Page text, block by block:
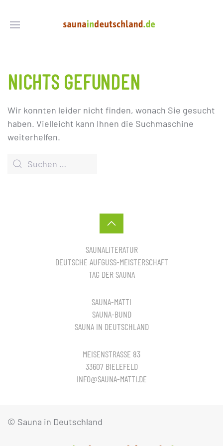
NICHTS GEFUNDEN
Wir konnten leider nicht finden, wonach Sie gesucht
haben. Vielleicht kann Ihnen die Suchmaschine
weiterhelfen.
SAUNALITERATUR
DEUTSCHE AUFGUSS-MEISTERSCHAFT
TAG DER SAUNA
SAUNA-MATTI
SAUNA-BUND
SAUNA IN DEUTSCHLAND
MEISENSTRASSE 83
33607 BIELEFELD
INFO@SAUNA-MATTI.DE
© Sauna in Deutschland